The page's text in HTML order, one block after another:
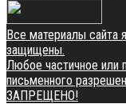
Все материалы сайта
защищены.
Любое частичное или
письменного
ЗАПРЕЩЕНО!